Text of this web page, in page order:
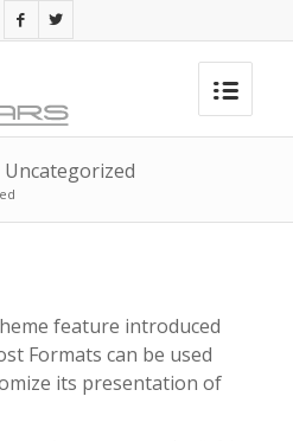
Uncategorized
feature introduced
Formats can be used
its presentation of